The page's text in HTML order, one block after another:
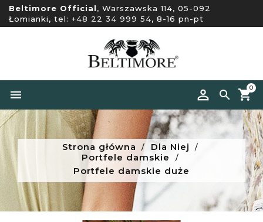
Beltimore Official, Warszawska 114, 05-092
Łomianki, tel: +48 22 34 999 54, 8-16 pn-pt


0
Strona główna
Dla Niej
Portfele damskie
Portfele damskie duże